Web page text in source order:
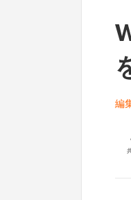
編